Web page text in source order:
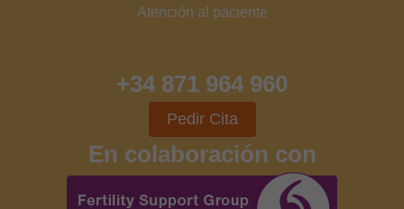
Atención al paciente
+34 871 964 960
Pedir Cita
En colaboración con